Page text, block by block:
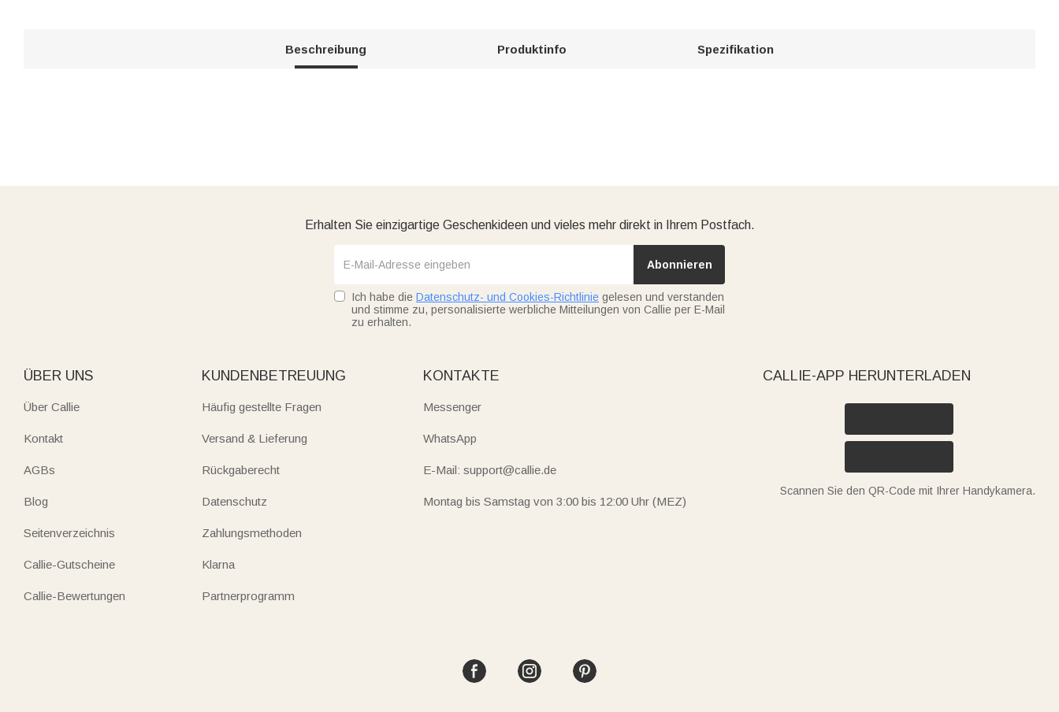
Beschreibung Produktinfo Spezifikation
Erhalten Sie einzigartige Geschenkideen und vieles mehr direkt in Ihrem Postfach.
Abonnieren
Ich habe die Datenschutz- und Cookies-Richtlinie gelesen und verstanden
und stimme zu, personalisierte werbliche Mitteilungen von Callie per E-Mail
zu erhalten.
ÜBER UNS
Über Callie
Kontakt
AGBs
Blog
Seitenverzeichnis
Callie-Gutscheine
Callie-Bewertungen
KUNDENBETREUUNG
Häufig gestellte Fragen
Versand & Lieferung
Rückgaberecht
Datenschutz
Zahlungsmethoden
Klarna
Partnerprogramm
KONTAKTE
Messenger
WhatsApp
E-Mail: support@callie.de
Montag bis Samstag von 3:00 bis 12:00 Uhr (MEZ)
CALLIE-APP HERUNTERLADEN
Scannen Sie den QR-Code mit Ihrer Handykamera.